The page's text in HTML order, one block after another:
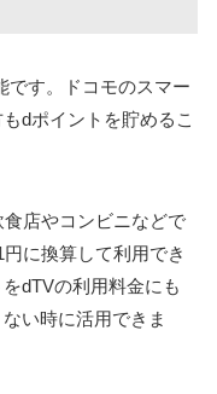
です。ドコモのスマー
dポイントを貯めるこ
店やコンビニなどで
に換算して利用でき
dTVの利用料金にも
い時に活用できま